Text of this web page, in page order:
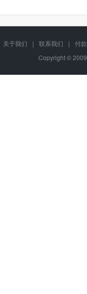
关于我们 | 联系我们 |
付
Copyright ©